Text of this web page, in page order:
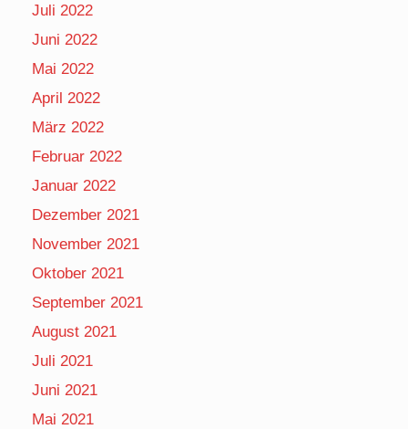
Juli 2022
Juni 2022
Mai 2022
April 2022
März 2022
Februar 2022
Januar 2022
Dezember 2021
November 2021
Oktober 2021
September 2021
August 2021
Juli 2021
Juni 2021
Mai 2021